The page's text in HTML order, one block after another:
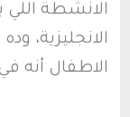
الانشطة
الاطفال أنه